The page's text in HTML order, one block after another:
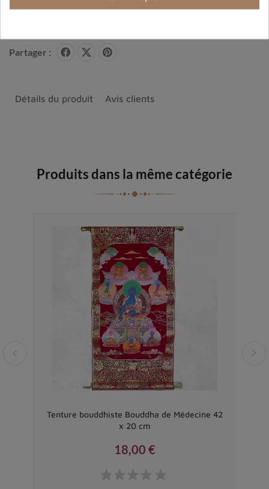
Partager :
Détails du produit Avis clients
Produits dans la même catégorie
Tenture bouddhiste Bouddha de Médecine 42
x 20 cm
18,00 €